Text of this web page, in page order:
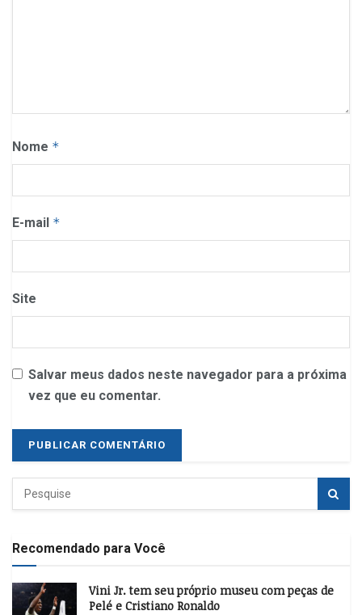
Nome *
E-mail *
Site
Salvar meus dados neste navegador para a próxima
vez que eu comentar.
Recomendado para Você
Vini Jr. tem seu próprio museu com peças de
Pelé e Cristiano Ronaldo